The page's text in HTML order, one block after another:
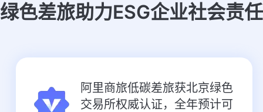
绿色差旅助力ESG企业社会责任
阿里商旅低碳差旅获北京绿色
交易所权威认证，全年预计可